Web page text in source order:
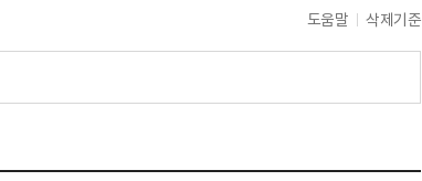
도움말 삭제기준